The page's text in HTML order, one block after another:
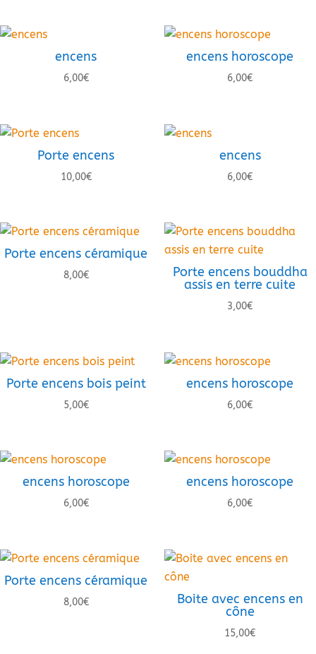
encens
6,00€
encens horoscope
6,00€
Porte encens
10,00€
encens
6,00€
Porte encens céramique
8,00€
Porte encens bouddha
assis en terre cuite
3,00€
Porte encens bois peint
5,00€
encens horoscope
6,00€
encens horoscope
6,00€
encens horoscope
6,00€
Porte encens céramique
8,00€
Boite avec encens en
cône
15,00€